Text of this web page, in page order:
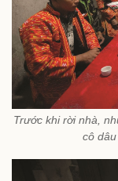
Trước khi rời nhà,
cô